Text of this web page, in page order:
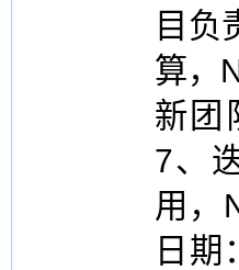
目负
算，
新团
7、
用，
日期